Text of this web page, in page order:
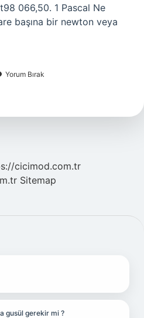
066,50. 1 Pascal Ne
başına bir newton veya
Yorum Bırak
cicimod.com.tr
Sitemap
gusül gerekir mi ?